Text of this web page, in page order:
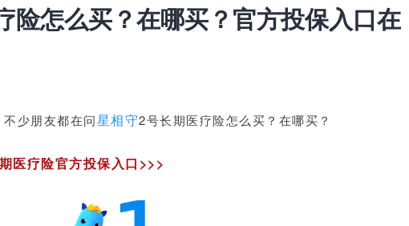
险怎么买？在哪买？官方投保入口在
不少朋友都在问星相守2号长期医疗险怎么买？在哪买？
医疗险官方投保入口>>>